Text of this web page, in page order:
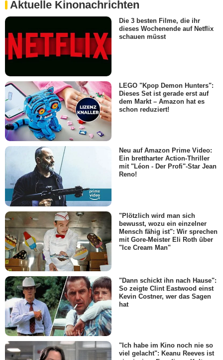
Aktuelle Kinonachrichten
Die 3 besten Filme, die ihr
dieses Wochenende auf Netflix
schauen müsst
LEGO "Kpop Demon Hunters":
Dieses Set ist gerade erst auf
dem Markt – Amazon hat es
schon reduziert!
Neu auf Amazon Prime Video:
Ein brettharter Action-Thriller
mit "Léon - Der Profi"-Star Jean
Reno!
"Plötzlich wird man sich
bewusst, wozu ein einzelner
Mensch fähig ist": Wir sprechen
mit Gore-Meister Eli Roth über
"Ice Cream Man"
"Dann schickt ihn nach Hause":
So zeigte Clint Eastwood einst
Kevin Costner, wer das Sagen
hat
"Ich habe im Kino noch nie so
viel gelacht": Keanu Reeves ist